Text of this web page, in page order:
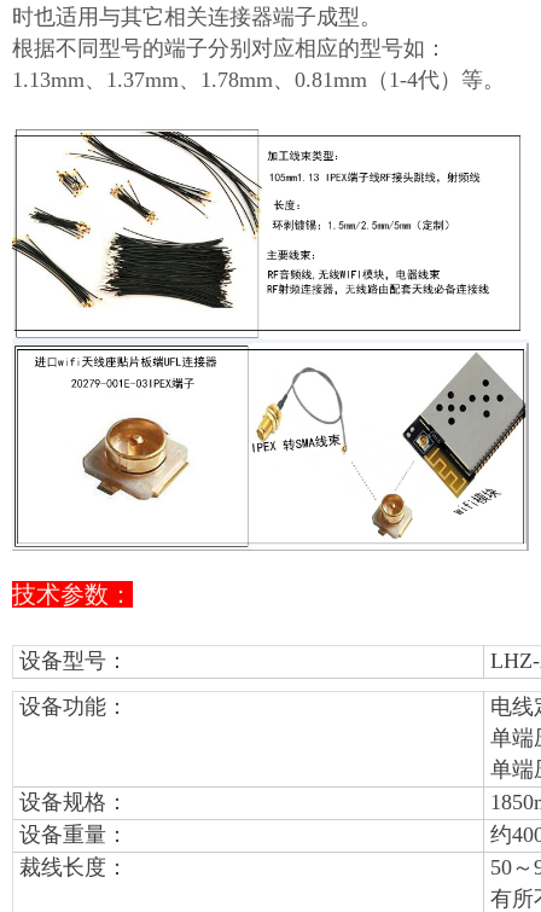
时也适用与其它相关连接器端子成型。
根据不同型号的端子分别对应相应的型号如：
1.13mm、1.37mm、1.78mm、0.81mm（1-4代）等。
技术参数：
设备型号：
设备功能：
电线
单端
单端
设备规格：
设备重量：
约
裁线长度：
50
有所